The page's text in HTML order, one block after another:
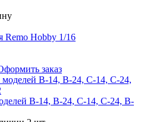
Remo Hobby 1/16
заказ
B-14, B-24, C-14, C-24, B-